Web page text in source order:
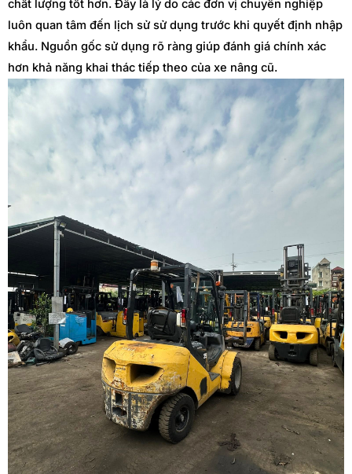
chất lượng tốt hơn. Đây là lý do các đơn vị chuyên nghiệp
luôn quan tâm đến lịch sử sử dụng trước khi quyết định nhập
khẩu. Nguồn gốc sử dụng rõ ràng giúp đánh giá chính xác
hơn khả năng khai thác tiếp theo của xe nâng cũ.